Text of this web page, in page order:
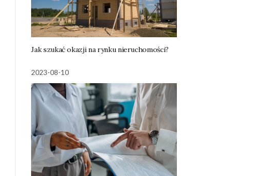
Jak szukać okazji na rynku nieruchomości?
2023-08-10